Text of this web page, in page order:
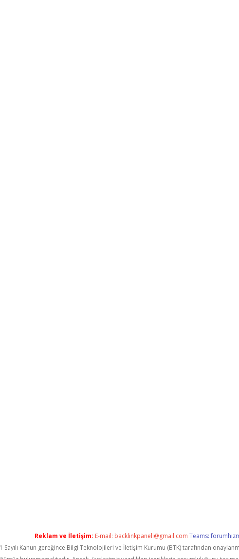
Reklam ve İletişim: E-mail: backlinkpaneli@gmail.com Teams:
Sayılı Kanun gereğince Bilgi Teknolojileri ve İletişim Kurumu (BTK) tarafından